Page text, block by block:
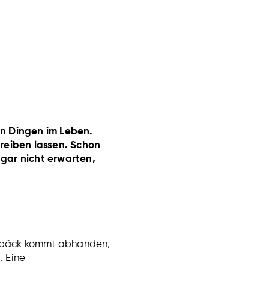
Dingen im Leben.
lassen. Schon
nicht erwarten,
kommt abhanden,
Eine